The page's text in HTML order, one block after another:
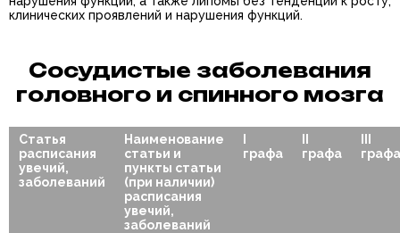
клинических проявлений и нарушения функций.
Сосудистые заболевания
головного и спинного мозга
Статья
расписания
увечий,
заболеваний
Наименование
статьи и
пункты статьи
(при наличии)
расписания
увечий,
заболеваний
графа
графа
графа